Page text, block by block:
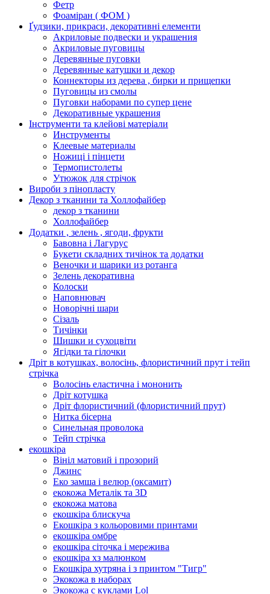
Фетр
Фоаміран ( ФОМ )
Ґудзики, прикраси, декоративні елементи
Акриловые подвески и украшения
Акриловые пуговицы
Деревянные пуговки
Деревянные катушки и декор
Коннекторы из дерева , бирки и прищепки
Пуговицы из смолы
Пуговки наборами по супер цене
Декоративные украшения
Інструменти та клейові матеріали
Инструменты
Клеевые материалы
Ножиці і пінцети
Термопистолеты
Утюжок для стрічок
Вироби з пінопласту
Декор з тканини та Холлофайбер
декор з тканини
Холлофайбер
Додатки , зелень , ягоди, фрукти
Бавовна і Лагурус
Букети складних тичінок та додатки
Веночки и шарики из ротанга
Зелень декоративна
Колоски
Наповнювач
Новорічні шари
Сізаль
Тичінки
Шишки и сухоцвіти
Ягідки та гілочки
Дріт в котушках, волосінь, флористичний прут і тейп
стрічка
Волосінь еластична і мононить
Дріт котушка
Дріт флористичний (флористичний прут)
Нитка бісерна
Синельная проволока
Тейп стрічка
екошкіра
Вініл матовий і прозорий
Джинс
Еко замша і велюр (оксамит)
екокожа Металік та 3D
екокожа матова
екошкіра блискуча
Екошкіра з кольоровими принтами
екошкіра омбре
екошкіра сіточка і мережива
екошкіра хз малюнком
Екошкіра хутряна і з принтом "Тигр"
Экокожа в наборах
Экокожа с куклами Lol